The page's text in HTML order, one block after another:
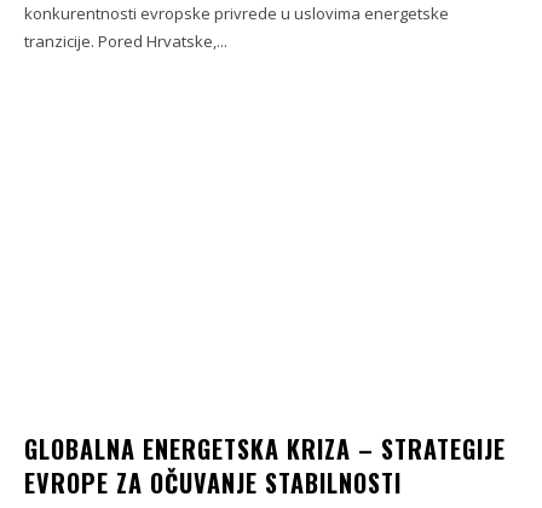
konkurentnosti evropske privrede u uslovima energetske
tranzicije. Pored Hrvatske,...
GLOBALNA ENERGETSKA KRIZA – STRATEGIJE
EVROPE ZA OČUVANJE STABILNOSTI